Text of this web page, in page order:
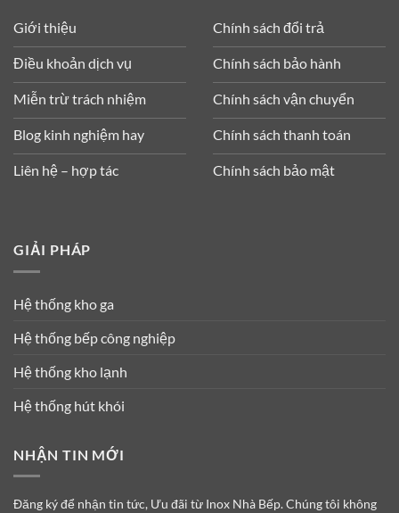
Giới thiệu
Điều khoản dịch vụ
Miễn trừ trách nhiệm
Blog kinh nghiệm hay
Liên hệ – hợp tác
Chính sách đổi trả
Chính sách bảo hành
Chính sách vận chuyển
Chính sách thanh toán
Chính sách bảo mật
GIẢI PHÁP
Hệ thống kho ga
Hệ thống bếp công nghiệp
Hệ thống kho lạnh
Hệ thống hút khói
NHẬN TIN MỚI
Đăng ký để nhận tin tức, Ưu đãi từ Inox Nhà Bếp. Chúng tôi không